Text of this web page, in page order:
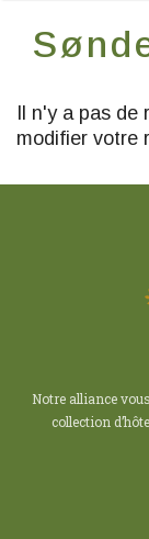
FR
Il n'y a pas
modifier votre
Notre alliance
collection